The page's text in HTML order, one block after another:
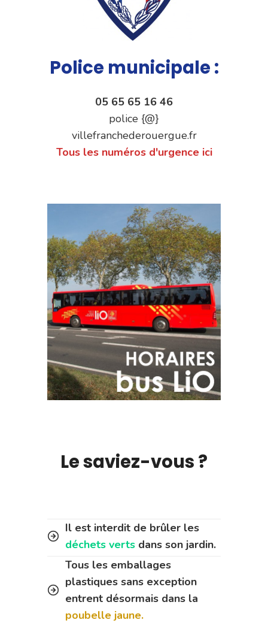
Police municipale :
05 65 65 16 46
police {@}
villefranchederouergue.fr
Tous les numéros d'urgence ici
Le saviez-vous ?
Il est interdit de brûler les
déchets verts dans son jardin.
Tous les emballages
plastiques sans exception
entrent désormais dans la
poubelle jaune.